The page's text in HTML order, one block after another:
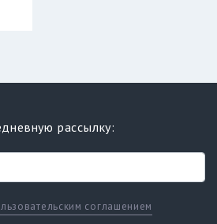
рассылку:
соглашением